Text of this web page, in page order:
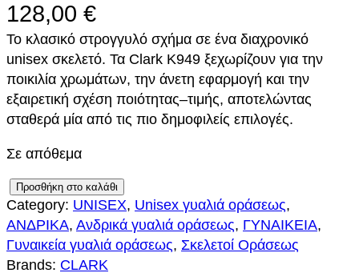
128,00 €
Το κλασικό στρογγυλό σχήμα σε ένα διαχρονικό
unisex σκελετό. Τα Clark K949 ξεχωρίζουν για την
ποικιλία χρωμάτων, την άνετη εφαρμογή και την
εξαιρετική σχέση ποιότητας–τιμής, αποτελώντας
σταθερά μία από τις πιο δημοφιλείς επιλογές.
Σε απόθεμα
L
A
R
K
Προσθήκη στο καλάθι
Category: UNISEX, Unisex γυαλιά οράσεως
ΑΝΔΡΙΚΑ, Ανδρικά γυαλιά οράσεως, ΓΥΝΑΙΚΕΙΑ
Γυναικεία γυαλιά οράσεως, Σκελετοί Οράσεως
Brands: CLARK